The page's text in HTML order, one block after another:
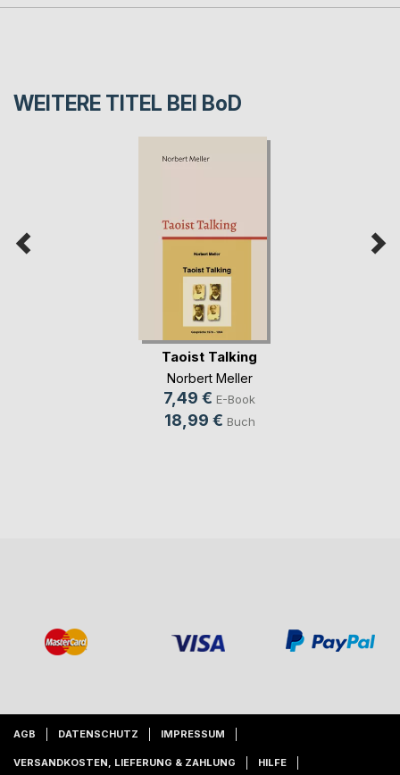
WEITERE TITEL BEI BoD
Taoist Talking
Norbert Meller
7,49 € E-Book
18,99 € Buch
AGB DATENSCHUTZ IMPRESSUM
VERSANDKOSTEN, LIEFERUNG & ZAHLUNG HILFE